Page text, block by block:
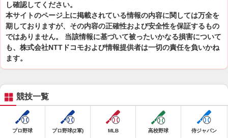
し確認してください。
本サイトのページ上に掲載されている情報の内容に関しては万全を
期しておりますが、その内容の正確性および安全性を保証するもの
ではありません。 当該情報に基づいて被ったいかなる損害について
も、株式会社NTTドコモおよび情報提供者は一切の責任を負いかね
ます。
競技一覧
プロ野球 プロ野球(2軍) MLB 高校野球 侍ジャパン